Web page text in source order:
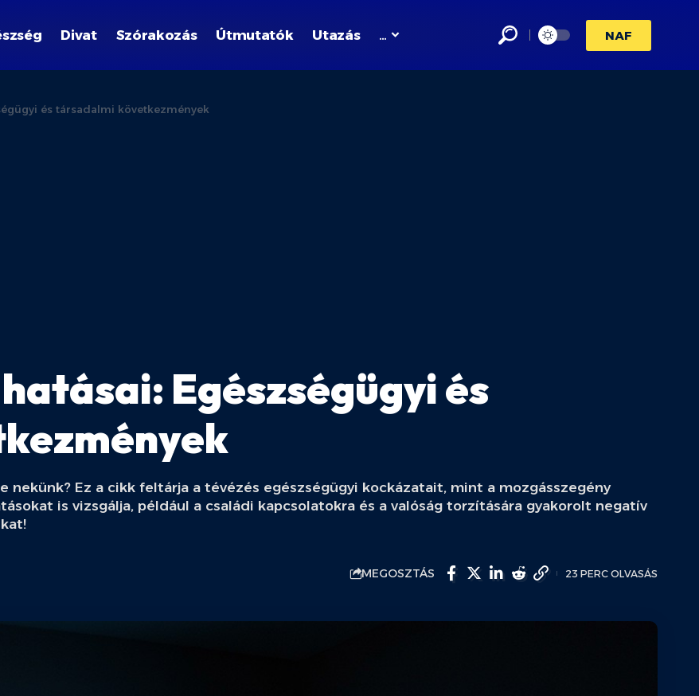
Divat Szórakozás Útmutatók Utazás … NAF
és társadalmi következmények
Egészségügyi és
Ez a cikk feltárja a tévézés egészségügyi kockázatait, mint a mozgásszegény
is vizsgálja, például a családi kapcsolatokra és a valóság torzítására gyakorolt negatív
MEGOSZTÁS 23 PERC OLVASÁS